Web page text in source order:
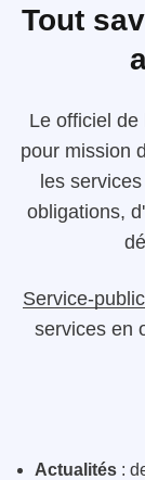
Tout
Le officiel de
pour mission
les
obligations,
Service-
services en
Actualités :